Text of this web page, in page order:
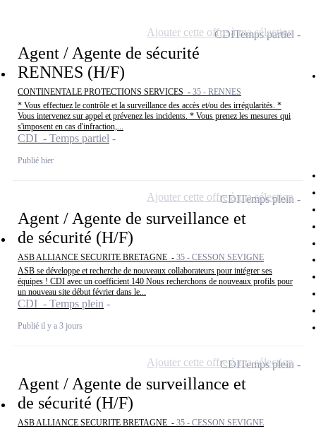
Agent / Agente de sécurité
RENNES (H/F)
CONTINENTALE PROTECTIONS SERVICES - 35 - RENNES
* Vous effectuez le contrôle et la surveillance des accès et/ou des irrégularités. *
Vous intervenez sur appel et prévenez les incidents. * Vous prenez les mesures qui
s'imposent en cas d'infraction,...
CDI - Temps partiel
Publié hier
CDITemps partiel
Ajouter cette offre à ma sélection
Agent / Agente de surveillance et
de sécurité (H/F)
ASB ALLIANCE SECURITE BRETAGNE - 35 - CESSON SEVIGNE
ASB se développe et recherche de nouveaux collaborateurs pour intégrer ses
équipes ! CDI avec un coefficient 140 Nous recherchons de nouveaux profils pour
un nouveau site début février dans le...
CDI - Temps plein
Publié il y a 3 jours
CDITemps plein
Ajouter cette offre à ma sélection
Agent / Agente de surveillance et
de sécurité (H/F)
ASB ALLIANCE SECURITE BRETAGNE - 35 - CESSON SEVIGNE
CDITemps plein
Ajouter cette offre à ma sélection